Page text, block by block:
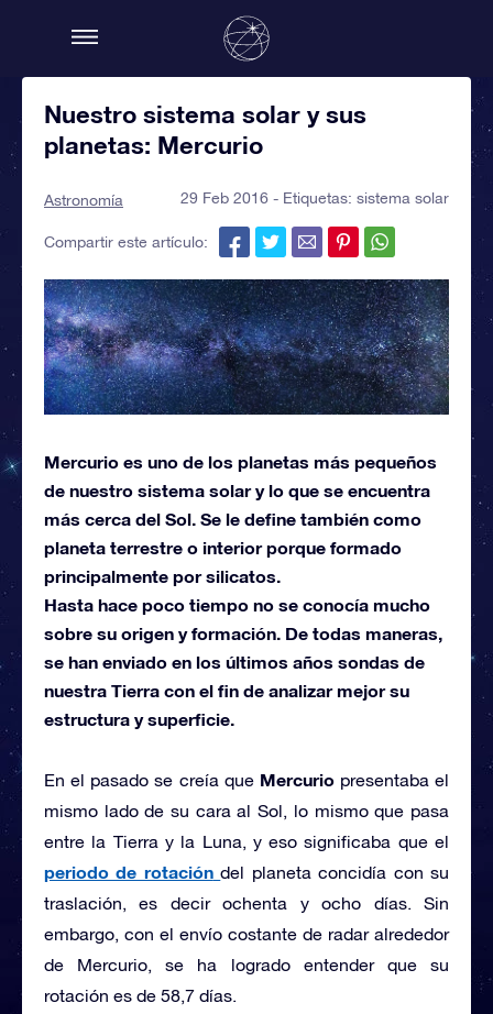
Nuestro sistema solar y sus
planetas: Mercurio
Astronomía 29 Feb 2016 - Etiquetas: sistema solar
Compartir este artículo:
Mercurio es uno de los planetas más pequeños
de nuestro sistema solar y lo que se encuentra
más cerca del Sol. Se le define también como
planeta terrestre o interior porque formado
principalmente por silicatos.
Hasta hace poco tiempo no se conocía mucho
sobre su origen y formación. De todas maneras,
se han enviado en los últimos años sondas de
nuestra Tierra con el fin de analizar mejor su
estructura y superficie.
En el pasado se creía que Mercuriopresentaba el
mismo lado de su cara al Sol, lo mismo que pasa
entre la Tierra y la Luna, y eso significaba que el
periodo de rotación del planeta concidía con su
traslación, es decir ochenta y ocho días. Sin
embargo, con el envío costante de radar alrededor
de Mercurio, se ha logrado entender que su
rotación es de 58,7 días.